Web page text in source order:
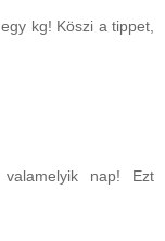
kg! Köszi a tippet,
nap! Ezt